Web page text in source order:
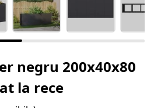
negru 200x40x80
la rece